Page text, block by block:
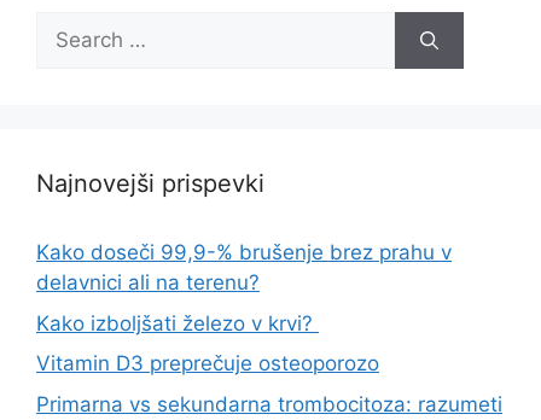
Search
for:
Najnovejši prispevki
Kako doseči 99,9-% brušenje brez prahu v
delavnici ali na terenu?
Kako izboljšati železo v krvi?
Vitamin D3 preprečuje osteoporozo
Primarna vs sekundarna trombocitoza: razumeti